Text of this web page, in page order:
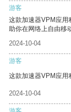
游客
这款加速器VPM应用
助你在网络上自由移
2024-10-04
游客
这款加速器VPM应用
2024-10-04